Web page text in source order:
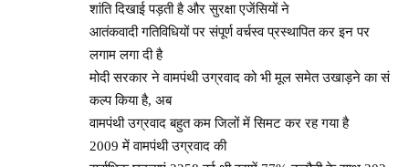
शांति दिखाई पड़ती है और सुरक्षा एजेंसियों ने
आतंकवादी गतिविधियों पर संपूर्ण वर्चस्व प्रस्थापित कर इन पर
लगाम लगा दी है
मोदी सरकार ने वामपंथी उग्रवाद को भी मूल समेत उखाड़ने का सं
कल्प किया है, अब
वामपंथी उग्रवाद बहुत कम जिलों में सिमट कर रह गया है
2009 में वामपंथी उग्रवाद की